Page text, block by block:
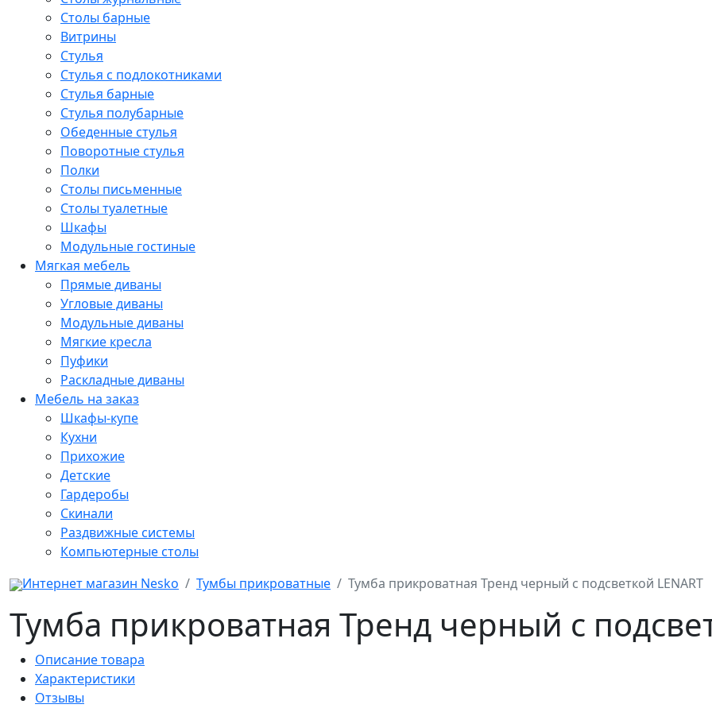
Столы барные
Витрины
Стулья
Стулья с подлокотниками
Стулья барные
Стулья полубарные
Обеденные стулья
Поворотные стулья
Полки
Столы письменные
Столы туалетные
Шкафы
Модульные гостиные
Мягкая мебель
Прямые диваны
Угловые диваны
Модульные диваны
Мягкие кресла
Пуфики
Раскладные диваны
Мебель на заказ
Шкафы-купе
Кухни
Прихожие
Детские
Гардеробы
Скинали
Раздвижные системы
Компьютерные столы
Интернет магазин Nesko
Тумбы прикроватные Тумба прикроватная Тренд черный с подсветкой LENART
Тумба прикроватная Тренд черный с
Описание товара
Характеристики
Отзывы